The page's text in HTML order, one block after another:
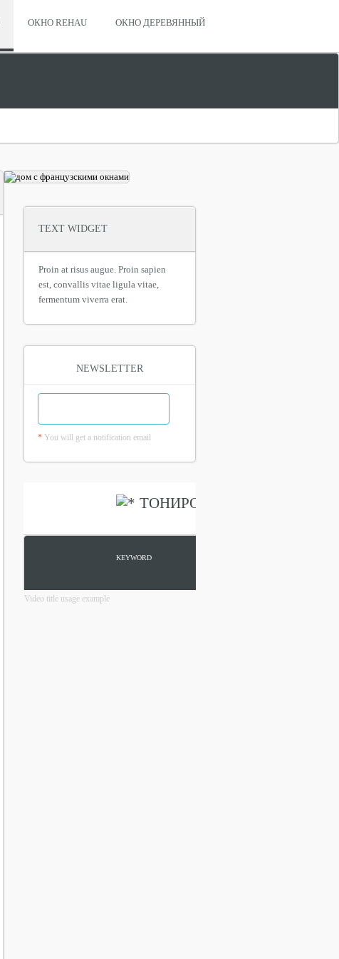
ОКНО REHAU ОКНО ДЕРЕВЯННЫЙ
TEXT WIDGET
Proin at risus augue. Proin sapien
est, convallis vitae ligula vitae,
fermentum viverra erat.
NEWSLETTER
* You will get a notification email
Video title usage example